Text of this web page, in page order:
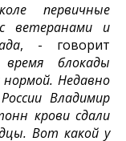
первичные
ветеранами и
, - говорит
блокады
Недавно
Владимир
крови сдали
Вот какой у